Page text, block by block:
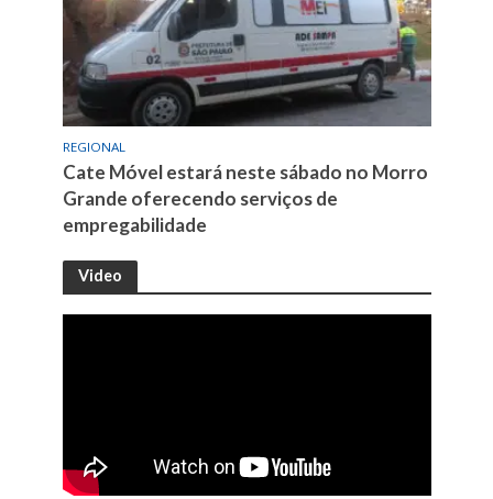
REGIONAL
Cate Móvel estará neste sábado no Morro
Grande oferecendo serviços de
empregabilidade
Video